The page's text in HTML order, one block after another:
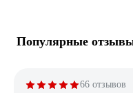
Популярные
66 отзывов